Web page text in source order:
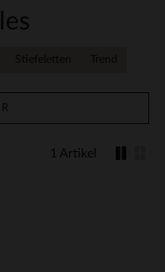
Stiefeletten Trend
1 Artikel